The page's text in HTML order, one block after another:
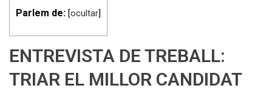
Parlem de: [ocultar]
ENTREVISTA DE TREBALL:
TRIAR EL MILLOR CANDIDAT